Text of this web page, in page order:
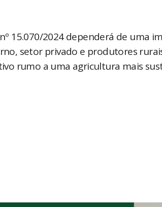
15.070/2024 dependerá de uma
setor privado e produtores
rumo a uma agricultura mais